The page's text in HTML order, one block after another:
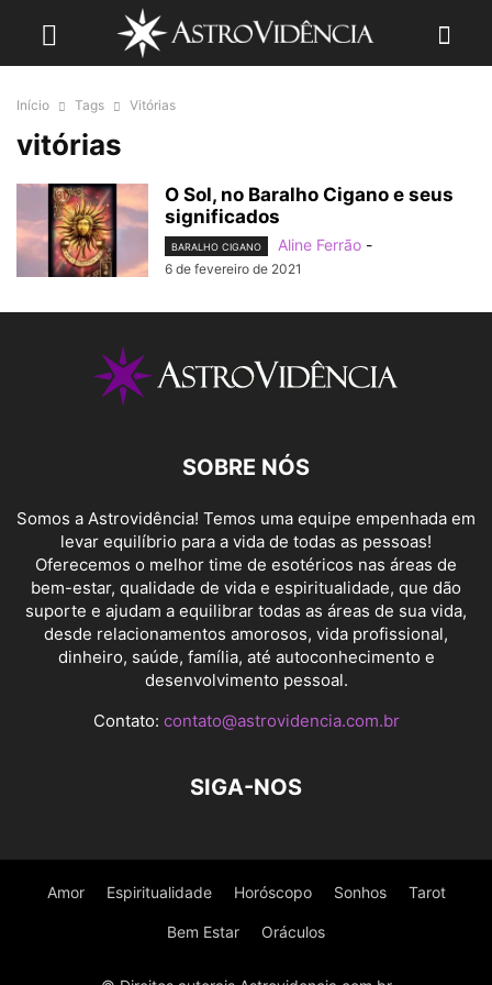
Início Tags Vitórias
vitórias
O Sol, no Baralho Cigano e seus
significados
BARALHO CIGANO Aline Ferrão -
6 de fevereiro de 2021
SOBRE NÓS
Somos a Astrovidência! Temos uma equipe empenhada em
levar equilíbrio para a vida de todas as pessoas!
Oferecemos o melhor time de esotéricos nas áreas de
bem-estar, qualidade de vida e espiritualidade, que dão
suporte e ajudam a equilibrar todas as áreas de sua vida,
desde relacionamentos amorosos, vida profissional,
dinheiro, saúde, família, até autoconhecimento e
desenvolvimento pessoal.
Contato: contato@astrovidencia.com.br
SIGA-NOS
Amor Espiritualidade Horóscopo Sonhos Tarot
Bem Estar Oráculos